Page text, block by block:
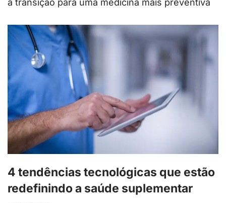
a transição para uma medicina mais preventiva
4 tendências tecnológicas que estão
redefinindo a saúde suplementar